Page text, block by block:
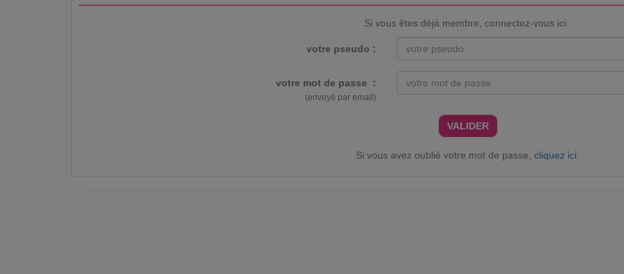
Si vous êtes déjà membre, connectez-vous ici :
votre pseudo :
votre mot de passe :
(envoyé par email)
VALIDER
Si vous avez oublié votre mot de passe,cliquez ici